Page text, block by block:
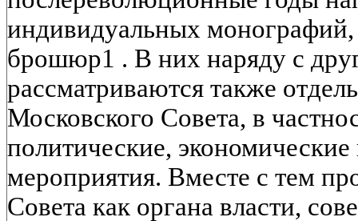
индивидуальных монографий,
брошюр1 . В них наряду с
рассматриваются также
Московского Совета, в
политические,
мероприятия. Вместе с тем
Совета как органа власти,